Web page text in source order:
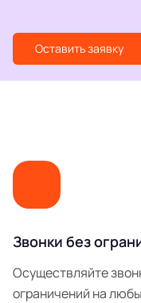
Оставить заявку
Звонки без
Осуществляйте
ограничений на